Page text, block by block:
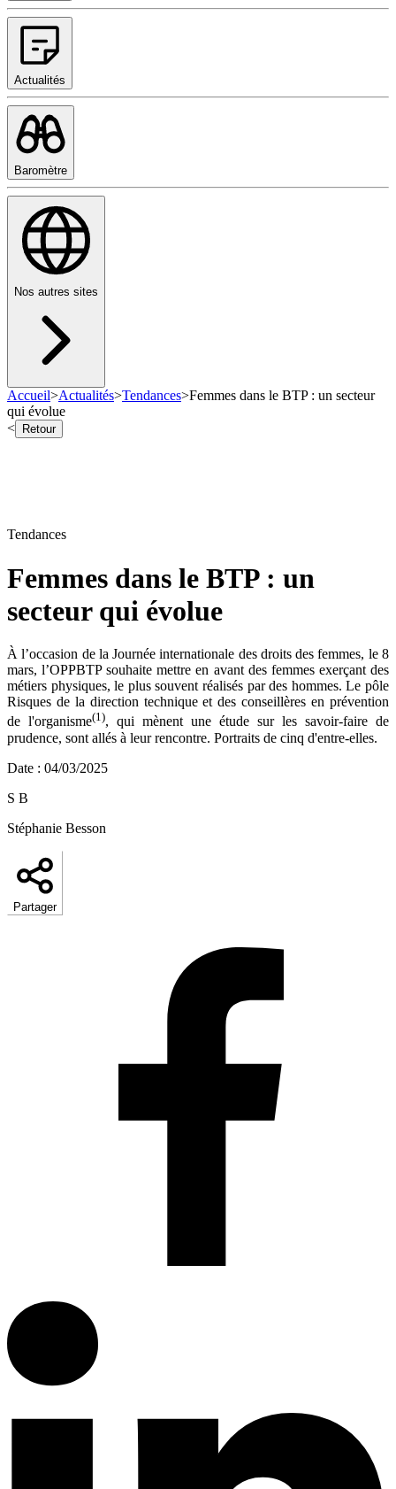
Actualités
Baromètre
Nos autres sites
Accueil>Actualités>Tendances>Femmes dans le BTP : un secteur
qui évolue
<
Retour
Tendances
Femmes dans le BTP : un
secteur qui évolue
À l’occasion de la Journée internationale des droits des femmes, le 8
mars, l’OPPBTP souhaite mettre en avant des femmes exerçant des
métiers physiques, le plus souvent réalisés par des hommes. Le pôle
Risques de la direction technique et des conseillères en prévention
de l'organisme(1), qui mènent une étude sur les savoir-faire de
prudence, sont allés à leur rencontre. Portraits de cinq d'entre-elles.
Date : 04/03/2025
S B
Stéphanie Besson
Partager